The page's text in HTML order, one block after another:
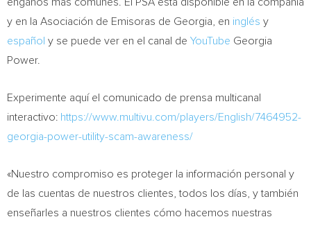
y en la Asociación de Emisoras de Georgia, en inglés y
español y se puede ver en el canal de YouTube Georgia
Power.
Experimente aquí el comunicado de prensa multicanal
interactivo: https://www.multivu.com/players/English/7464952-
georgia-power-utility-scam-awareness/
«Nuestro compromiso es proteger la información personal y
de las cuentas de nuestros clientes, todos los días, y también
enseñarles a nuestros clientes cómo hacemos nuestras